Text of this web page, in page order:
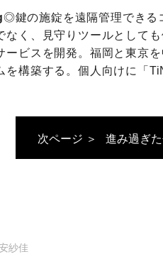
◎鍵の施錠を遠隔管理できる
なく、見守りツールとして
ービスを開発。福岡と東京
を構築する。個人向けに「
次ページ ＞ 進み過ぎ
紗佳